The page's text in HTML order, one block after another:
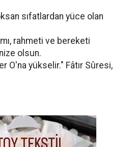
sıfatlardan yüce olan
rahmeti ve bereketi
olsun.
O'na yükselir." Fâtır Sûresi,